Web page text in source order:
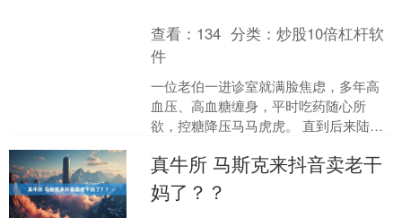
查看： 134 分类：炒股10倍杠杆软
件
一位老伯一进诊室就满脸焦虑，多年高
血压、高血糖缠身，平时吃药随心所
欲，控糖降压马马虎虎。 直到后来陆续
小便泡沫久久不散的情况，....
真牛所 马斯克来抖音卖老干
妈了？？